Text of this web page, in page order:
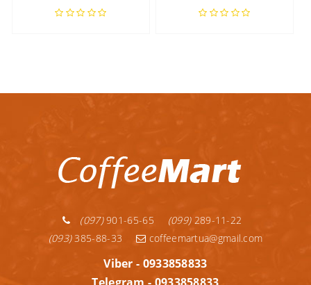
(097)901-65-65 (099)289-11-22
(093)385-88-33 coffeemartua@gmail.com
Viber - 0933858833